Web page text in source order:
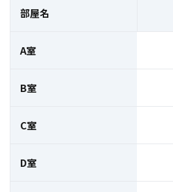
部屋名
A室
B室
C室
D室